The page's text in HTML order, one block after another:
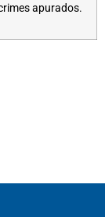
apurados.